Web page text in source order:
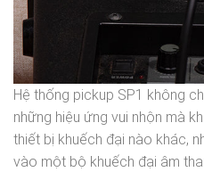
Hệ thống pickup SP1 không
những hiệu ứng vui nhộn mà
thiết bị khuếch đại nào khác,
vào một bộ khuếch đại âm